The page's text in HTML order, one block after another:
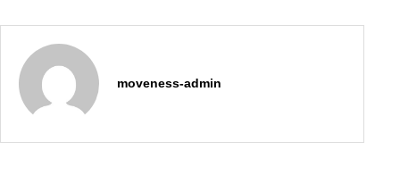
moveness-admin